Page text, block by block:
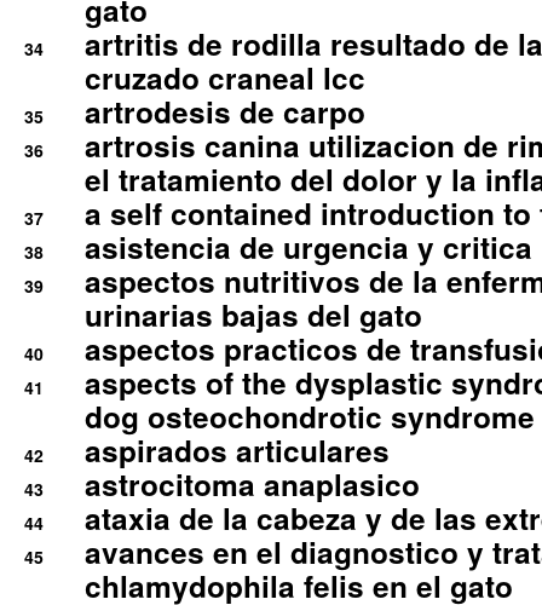
gato
34
artritis de rodilla resultado de
cruzado craneal lcc
35 artrodesis de carpo
36
artrosis canina utilizacion de
el tratamiento del dolor y la
37 a self contained introduction
38 asistencia de urgencia y
39
aspectos nutritivos de la
urinarias bajas del gato
40 aspectos practicos de
41
aspects of the dysplastic
dog osteochondrotic syndrome
42 aspirados articulares
43 astrocitoma anaplasico
44 ataxia de la cabeza y de las
45
avances en el diagnostico y
chlamydophila felis en el gato